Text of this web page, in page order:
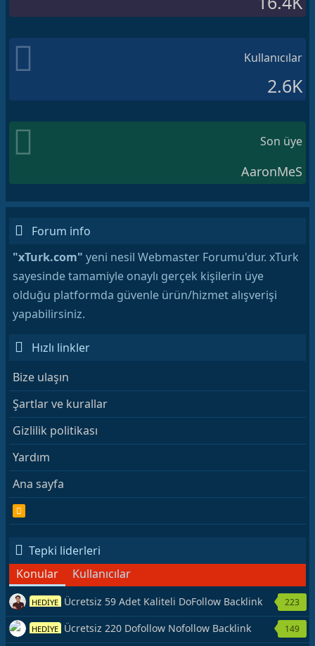
Kullanıcılar
2.6K
Son üye
AaronMeS
Forum info
"xTurk.com" yeni nesil Webmaster Forumu'dur. xTurk
sayesinde tamamiyle onaylı gerçek kişilerin üye
olduğu platformda güvenle ürün/hizmet alışverişi
yapabilirsiniz.
Hızlı linkler
Bize ulaşın
Şartlar ve kurallar
Gizlilik politikası
Yardım
Ana sayfa
R
S
Tepki liderleri
Konular
Kullanıcılar
HEDİYE Ücretsiz 59 Adet Kaliteli DoFollow Backlink
Kaynağı Veriyorum.
223
HEDİYE Ücretsiz 220 Dofollow Nofollow Backlink
149